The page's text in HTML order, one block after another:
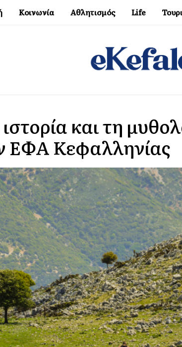
Κοινωνία Αθλητισμός Life
και τη
ΕΦΑ Κεφαλληνίας